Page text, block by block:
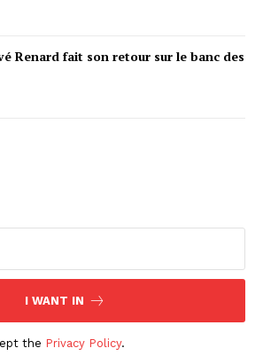
Renard fait son retour sur le banc des
I WANT IN
the Privacy Policy.